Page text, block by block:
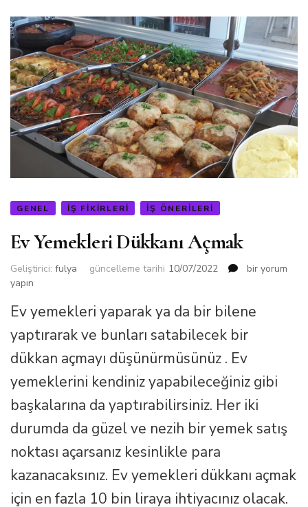
GENEL İŞ FIKIRLERI İŞ ÖNERILERI
Ev Yemekleri Dükkanı Açmak
Geliştirici: fulya güncelleme tarihi 10/07/2022
Ev
Açmak
bir yorum
yapın
Ev yemekleri yaparak ya da bir bilene
yaptırarak ve bunları satabilecek bir
dükkan açmayı düşünürmüsünüz . Ev
yemeklerini kendiniz yapabileceğiniz gibi
başkalarına da yaptırabilirsiniz. Her iki
durumda da güzel ve nezih bir yemek satış
noktası açarsanız kesinlikle para
kazanacaksınız. Ev yemekleri dükkanı açmak
için en fazla 10 bin liraya ihtiyacınız olacak.